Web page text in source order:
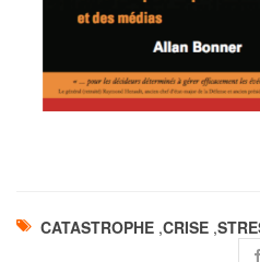
CATASTROPHE ,CRISE ,